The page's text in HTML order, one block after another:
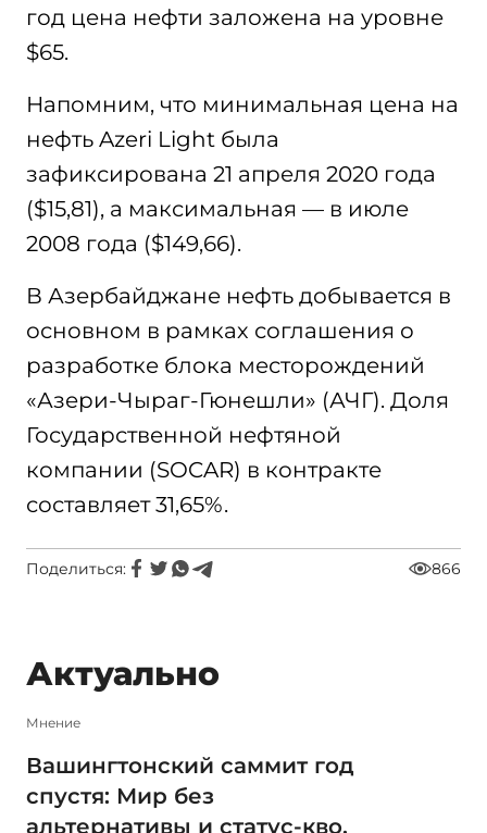
год цена нефти заложена на уровне
$65.
Напомним, что минимальная цена на
нефть Azeri Light была
зафиксирована 21 апреля 2020 года
($15,81), а максимальная — в июле
2008 года ($149,66).
В Азербайджане нефть добывается в
основном в рамках соглашения о
разработке блока месторождений
«Азери-Чыраг-Гюнешли» (АЧГ). Доля
Государственной нефтяной
компании (SOCAR) в контракте
составляет 31,65%.
Поделиться: 866
Актуально
Мнение
Вашингтонский саммит год
спустя: Мир без
альтернативы и статус-кво,